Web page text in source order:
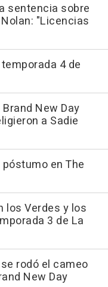
sentencia sobre
"Licencias
4 de
New Day
a Sadie
en The
los Verdes y los
3 de La
rodó el cameo
New Day